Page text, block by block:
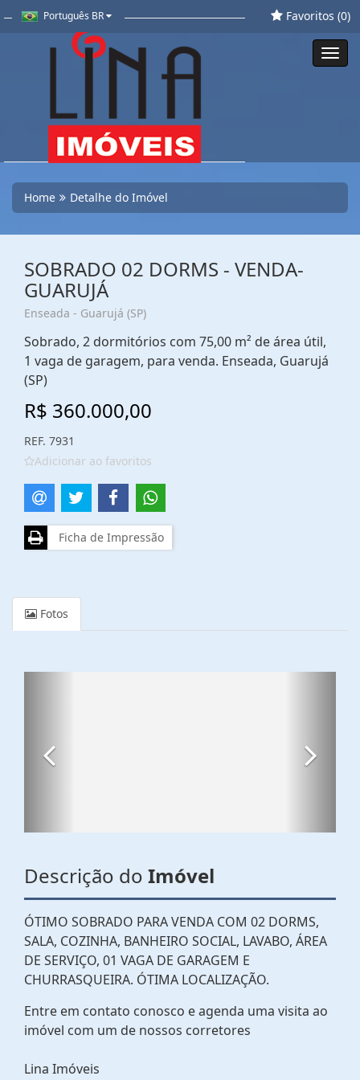
Português BR Favoritos (0)
Home Detalhe do Imóvel
SOBRADO 02 DORMS - VENDA-
GUARUJÁ
Enseada - Guarujá (SP)
Sobrado, 2 dormitórios com 75,00 m² de área útil,
1 vaga de garagem, para venda. Enseada, Guarujá
(SP)
R$ 360.000,00
REF. 7931
Adicionar ao favoritos
Ficha de Impressão
Fotos
Descrição do Imóvel
ÓTIMO SOBRADO PARA VENDA COM 02 DORMS,
SALA, COZINHA, BANHEIRO SOCIAL, LAVABO, ÁREA
DE SERVIÇO, 01 VAGA DE GARAGEM E
CHURRASQUEIRA. ÓTIMA LOCALIZAÇÃO.
Entre em contato conosco e agenda uma visita ao
imóvel com um de nossos corretores
Lina Imóveis